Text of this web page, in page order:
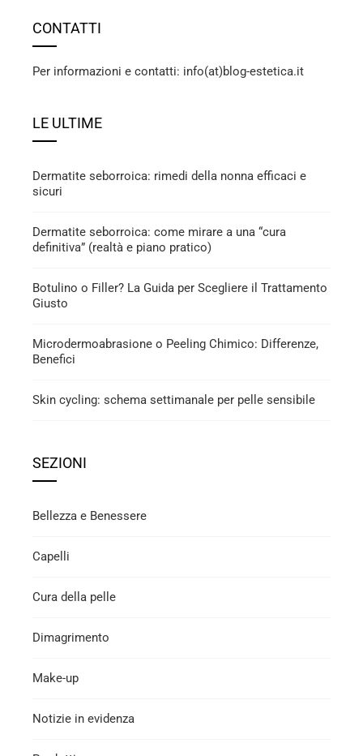
CONTATTI
Per informazioni e contatti: info(at)blog-estetica.it
LE ULTIME
Dermatite seborroica: rimedi della nonna efficaci e
sicuri
Dermatite seborroica: come mirare a una “cura
definitiva” (realtà e piano pratico)
Botulino o Filler? La Guida per Scegliere il Trattamento
Giusto
Microdermoabrasione o Peeling Chimico: Differenze,
Benefici
Skin cycling: schema settimanale per pelle sensibile
SEZIONI
Bellezza e Benessere
Capelli
Cura della pelle
Dimagrimento
Make-up
Notizie in evidenza